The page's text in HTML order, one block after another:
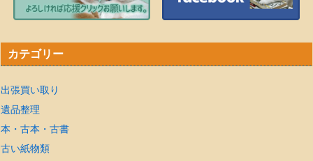
カテゴリー
出張買い取り
遺品整理
本・古本・古書
古い紙物類